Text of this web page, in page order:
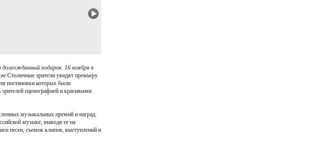
долгожданный подарок. 16 ноября в
Столичные зрители увидят премьеру
постановки которых были
сценографией и красивыми
музыкальных премий и наград.
музыке, выводя ее на
песен, съемок клипов, выступлений и